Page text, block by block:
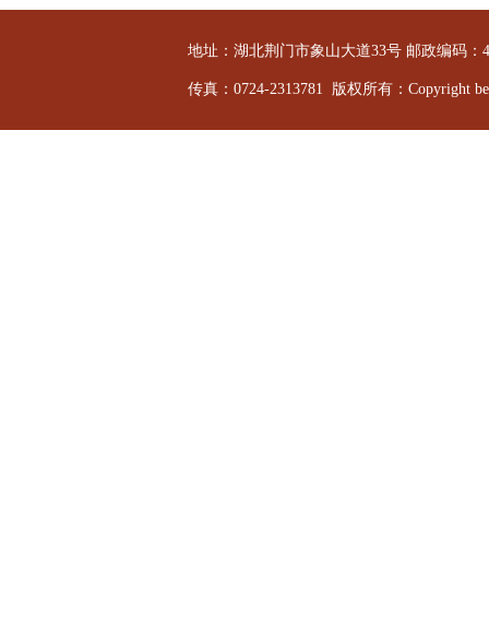
地址：湖北荆门市象山大道33号 邮政编码：
传真：0724-2313781 版权所有：Copyright